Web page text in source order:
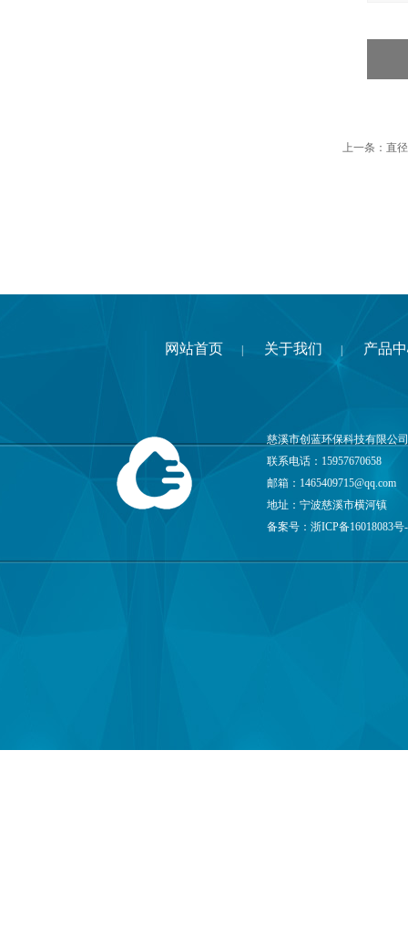
上一条： 直
网站首页 关于我们 产品
慈溪市创蓝环保科技有限公
联系电话：15957670658
邮箱： 1465409715@qq.com
地址：宁波慈溪市横河镇
备案号： 浙ICP备16018083号